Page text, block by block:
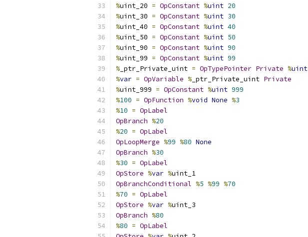
%uint_20 = OpConstant %uint 20
%uint_30 = OpConstant %uint 30
%uint_40 = OpConstant %uint 40
%uint_50 = OpConstant %uint 50
%uint_90 = OpConstant %uint 90
%uint_99 = OpConstant %uint 99
% _ptr_Private_uint = OpTypePointer Private %uint
%var = OpVariable % _ptr_Private_uint Private
%uint_999 = OpConstant %uint 999
%100 = OpFunction %void None %3
%10 = OpLabel
OpBranch %20
%20 = OpLabel
OpLoopMerge %99 %80 None
OpBranch %30
%30 = OpLabel
OpStore %var %uint_1
OpBranchConditional %5 %99 %70
%70 = OpLabel
OpStore %var %uint_3
OpBranch %80
%80 = OpLabel